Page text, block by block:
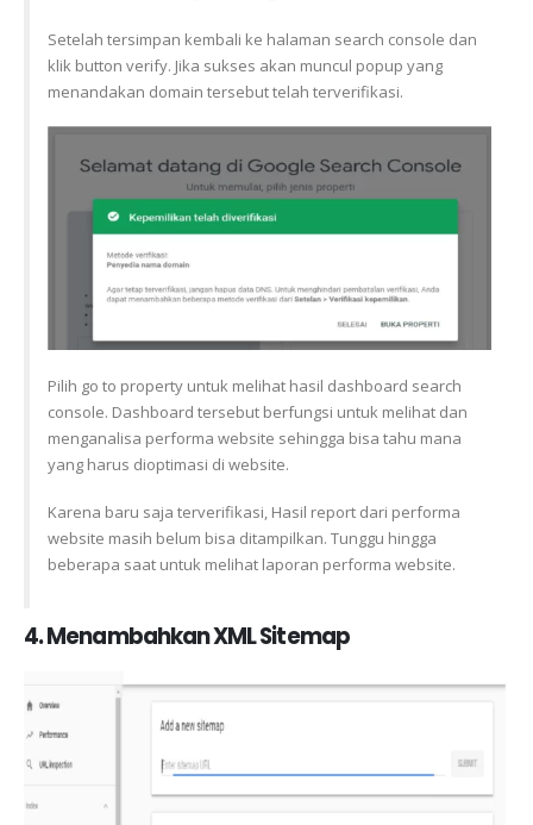
Setelah tersimpan kembali ke halaman search console dan
klik button verify. Jika sukses akan muncul popup yang
menandakan domain tersebut telah terverifikasi.
Pilih go to property untuk melihat hasil dashboard search
console. Dashboard tersebut berfungsi untuk melihat dan
menganalisa performa website sehingga bisa tahu mana
yang harus dioptimasi di website.
Karena baru saja terverifikasi, Hasil report dari performa
website masih belum bisa ditampilkan. Tunggu hingga
beberapa saat untuk melihat laporan performa website.
4. Menambahkan XML Sitemap